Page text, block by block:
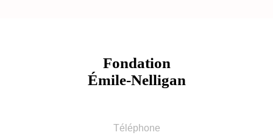
Fondation
Émile-Nelligan
Téléphone